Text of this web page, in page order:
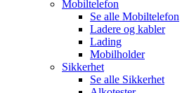
Mobiltelefon
Se alle Mobiltelefon
Ladere og kabler
Lading
Mobilholder
Sikkerhet
Se alle Sikkerhet